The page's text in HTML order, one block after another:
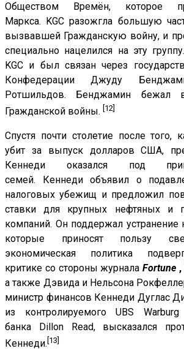
Обществом Времён, которое
Маркса. KGC разожгла большую
вызвавшей Гражданскую войну, и
специально нацелился на эту
KGC и был связан через
Конфедерации Джуду
Ротшильдов. Бенджамин бежал
Гражданской войны. [12]
Спустя почти столетие после того,
убит за выпуск долларов США,
Кеннеди оказался под
семей. Кеннеди объявил о
налоговых убежищ и предложил
ставки для крупных нефтяных и
компаний. Он поддержал устранение
которые приносят пользу
экономическая политика
критике со стороны журнала Fortune ,
а также Дэвида и Нельсона
министр финансов Кеннеди Дуглас
из контролируемого UBS Warburg
банка Dillon Read, высказался
Кеннеди. [13]